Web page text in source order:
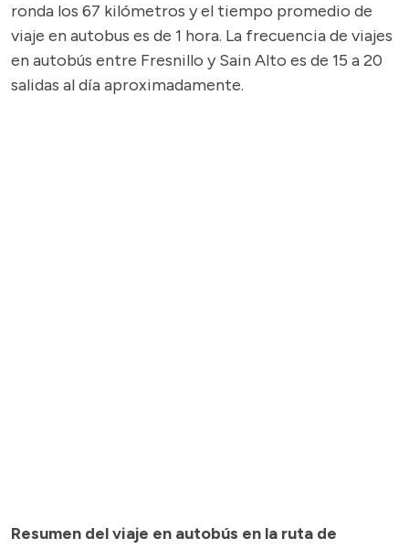
ronda los 67 kilómetros y el tiempo promedio de
viaje en autobus es de 1 hora. La frecuencia de viajes
en autobús entre Fresnillo y Sain Alto es de 15 a 20
salidas al día aproximadamente.
Resumen del viaje en autobús en la ruta de